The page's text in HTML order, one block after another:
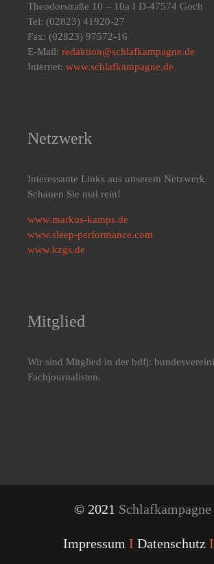
Theodorstraße 10 – 10a I D-47574 Goch
Tel: (02823) 41920-27
Fax: (02823) 97572-16
E-Mail: redaktion@schlafkampagne.de
Internet: www.schlafkampagne.de
Netzwerk
Interessante Links aus unserem Netzwerk.
Schauen Sie mal rein!
www.markus-kamps.de
www.sleep-performance.com
www.kzgs.de
Mitglied
Wir sind Mitglied in der bdfj:
Fachjournalisten.
© 2021
Impressum I Datenschutz I